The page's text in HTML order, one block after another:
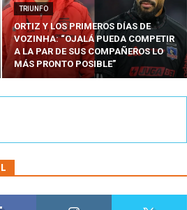
TRIUNFO
ORTIZ Y LOS PRIMEROS DÍAS DE
VOZINHA: “OJALÁ PUEDA COMPETIR
A LA PAR DE SUS COMPAÑEROS LO
MÁS PRONTO POSIBLE”